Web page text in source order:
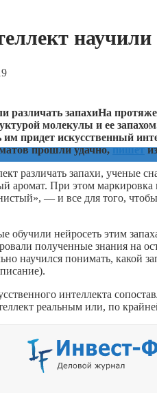
научили
На
молекулы и ее
придет искусственный
прошли удачно,пишет
различать запахи, ученые
аромат. При этом
— и все для того,
обучили нейросеть этим
полученные знания на
научился понимать, какой
интеллекта
реальным или, по